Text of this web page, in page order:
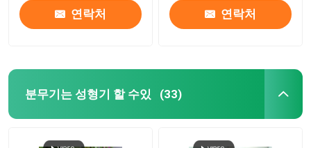
연락처 연락처
분무기는 성형기 할 수있 (33)